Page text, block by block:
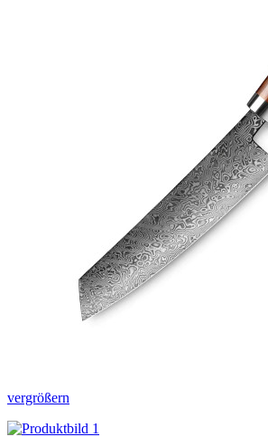
vergrößern